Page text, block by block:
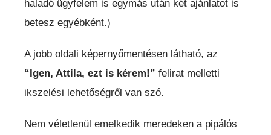
haladó ügyfelem is egymás után két ajánlatot is
betesz egyébként.)
A jobb oldali képernyőmentésen látható, az
“Igen, Attila, ezt is kérem!” felirat melletti
ikszelési lehetőségről van szó.
Nem véletlenül emelkedik meredeken a pipálós